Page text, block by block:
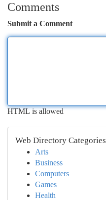
Comments
Submit a Comment
HTML is allowed
Web Directory Categories
Arts
Business
Computers
Games
Health